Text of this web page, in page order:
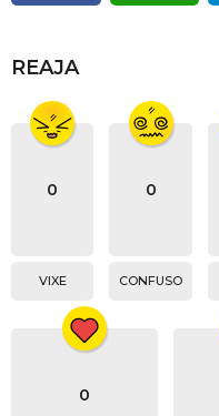
REAJA
0
VIXE
0
CONFUSO
0